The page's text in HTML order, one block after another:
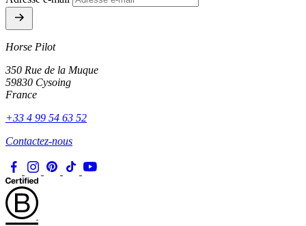
Horse Pilot
350 Rue de la Muque
59830 Cysoing
France
+33 4 99 54 63 52
Contactez-nous